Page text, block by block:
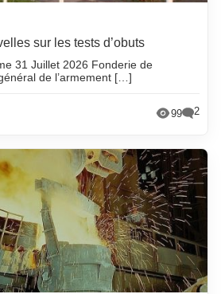
sur les tests d’obuts
31 Juillet 2026 Fonderie de
de l’armement […]
99 2